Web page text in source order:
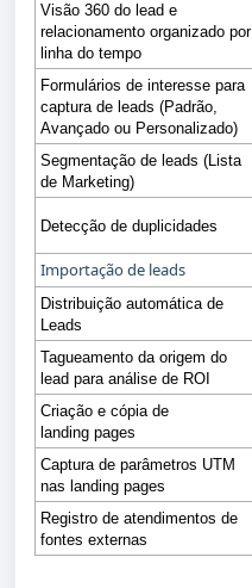
Visão 360 do lead e
relacionamento organizado por
linha do tempo
Formulários de interesse para
captura de leads (Padrão,
Avançado ou Personalizado)
Segmentação de leads (Lista
de Marketing)
Detecção de duplicidades
Importação de leads
Distribuição automática de
Leads
Tagueamento da origem do
lead para análise de ROI
Criação e cópia de
landing pages
Captura de parâmetros UTM
nas landing pages
Registro de atendimentos de
fontes externas